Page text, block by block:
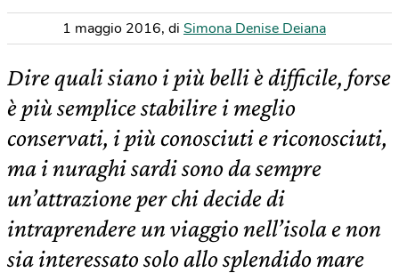
1 maggio 2016, di Simona Denise Deiana
Dire quali siano i più belli è difficile, forse
è più semplice stabilire i meglio
conservati, i più conosciuti e riconosciuti,
ma i nuraghi sardi sono da sempre
un’attrazione per chi decide di
intraprendere un viaggio nell’isola e non
sia interessato solo allo splendido mare